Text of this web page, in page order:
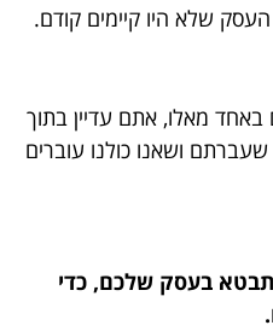
שלא היו קיימים קודם.
מאלו, אתם עדיין בתוך
ושאנו כולנו עוברים
בעסק שלכם, כדי